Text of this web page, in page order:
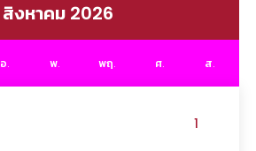
สิงหาคม 2026
อ. พ. พฤ. ศ. ส.
1